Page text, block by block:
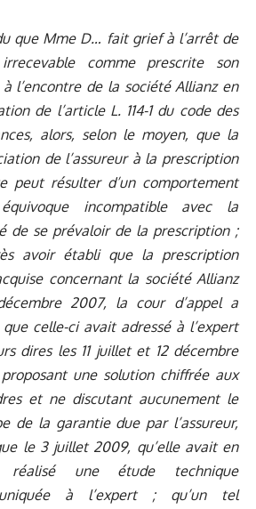
que Mme D… fait grief à l’arrêt de
comme prescrite son
l’encontre de la société Allianz en
de l’article L. 114-1 du code des
alors, selon le moyen, que la
de l’assureur à la prescription
peut résulter d’un comportement
incompatible avec la
de se prévaloir de la prescription ;
avoir établi que la prescription
concernant la société Allianz
2007, la cour d’appel a
celle-ci avait adressé à l’expert
dires les 11 juillet et 12 décembre
une solution chiffrée aux
et ne discutant aucunement le
de la garantie due par l’assureur,
le 3 juillet 2009, qu’elle avait en
réalisé une étude technique
à l’expert ; qu’un tel